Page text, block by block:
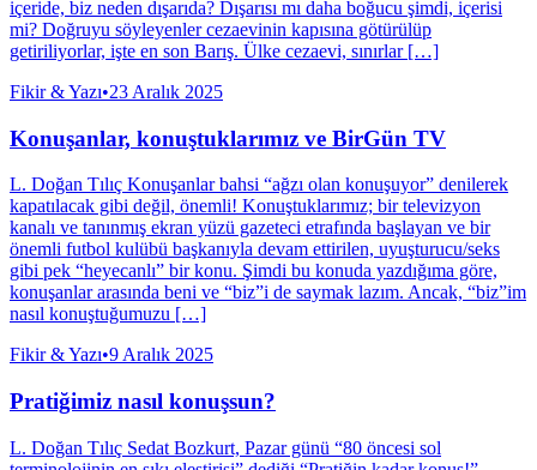
içeride, biz neden dışarıda? Dışarısı mı daha boğucu şimdi, içerisi
mi? Doğruyu söyleyenler cezaevinin kapısına götürülüp
getiriliyorlar, işte en son Barış. Ülke cezaevi, sınırlar […]
Fikir & Yazı•23 Aralık 2025
Konuşanlar, konuştuklarımız ve BirGün TV
L. Doğan Tılıç Konuşanlar bahsi “ağzı olan konuşuyor” denilerek
kapatılacak gibi değil, önemli! Konuştuklarımız; bir televizyon
kanalı ve tanınmış ekran yüzü gazeteci etrafında başlayan ve bir
önemli futbol kulübü başkanıyla devam ettirilen, uyuşturucu/seks
gibi pek “heyecanlı” bir konu. Şimdi bu konuda yazdığıma göre,
konuşanlar arasında beni ve “biz”i de saymak lazım. Ancak, “biz”im
nasıl konuştuğumuzu […]
Fikir & Yazı•9 Aralık 2025
Pratiğimiz nasıl konuşsun?
L. Doğan Tılıç Sedat Bozkurt, Pazar günü “80 öncesi sol